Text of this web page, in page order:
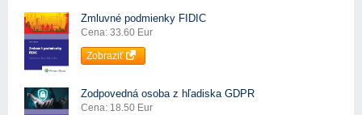
Zmluvné podmienky FIDIC
Cena: 33.60 Eur
Zobraziť
Zodpovedná osoba z hľadiska GDPR
Cena: 18.50 Eur